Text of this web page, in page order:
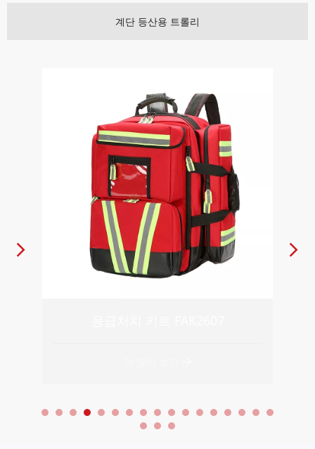
계단 등산용 트롤리